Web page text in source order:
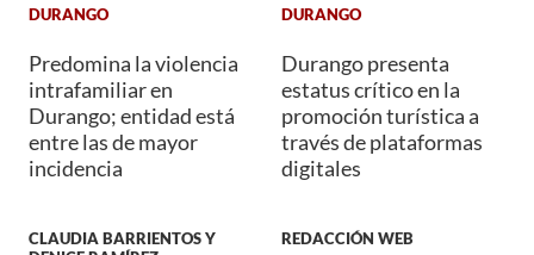
DURANGO
Predomina la violencia
intrafamiliar en
Durango; entidad está
entre las de mayor
incidencia
CLAUDIA BARRIENTOS Y
DURANGO
Durango presenta
estatus crítico en la
promoción turística a
través de plataformas
digitales
REDACCIÓN WEB